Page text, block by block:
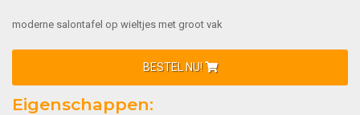
moderne salontafel op wieltjes met groot vak
BESTEL NU!
Eigenschappen: